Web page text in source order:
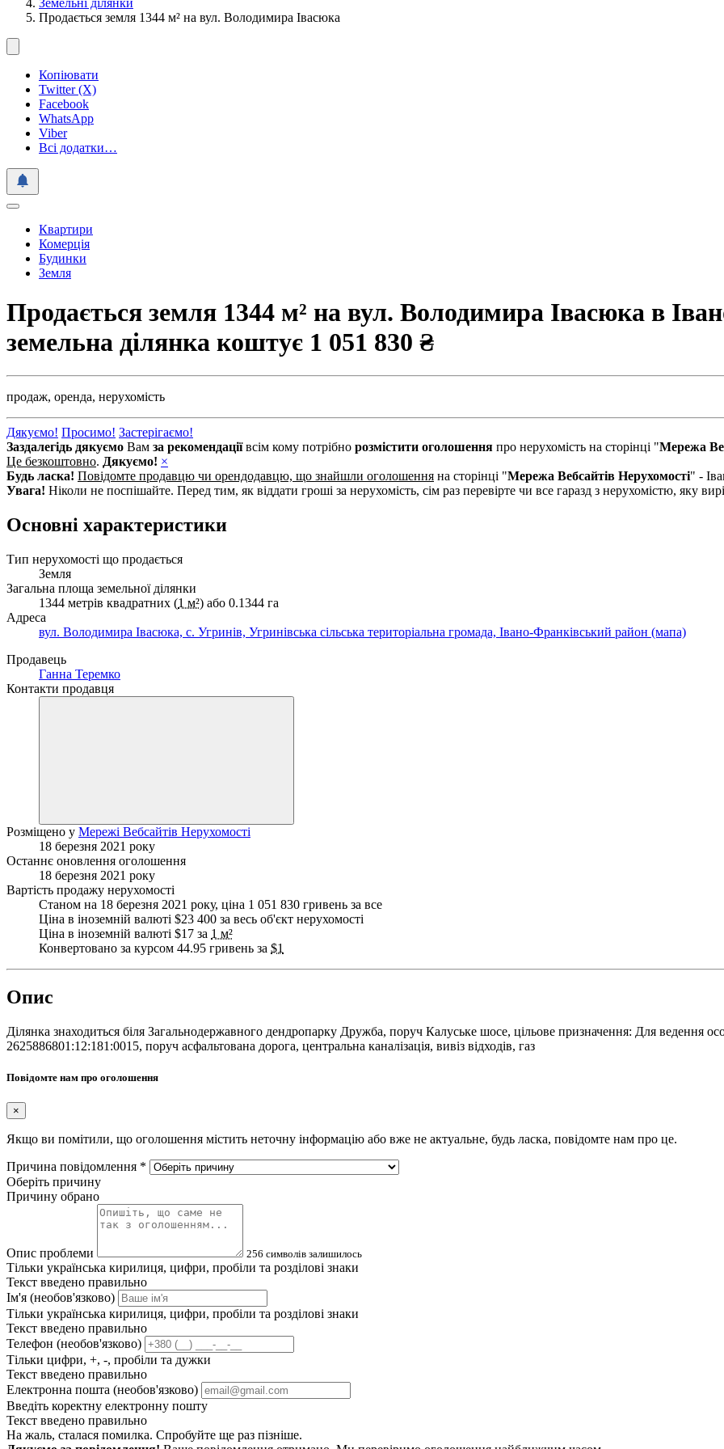
Земельні ділянки
Продається земля 1344 м² на вул. Володимира Івасюка
Копіювати
Twitter (X)
Facebook
WhatsApp
Viber
Всі додатки…
Квартири
Комерція
Будинки
Земля
Продається земля 1344 м² на вул. Володимира Івасюка в
земельна ділянка коштує 1 051 830 ₴
продаж, оренда, нерухомість
Дякуємо! Просимо! Застерігаємо!
Заздалегідь дякуємо Вам за рекомендаціївсім кому потрібно розмістити оголошення про нерухомість на сторінці "Мережа
Це безкоштовно. Дякуємо! ×
Будь ласка! Повідомте продавцю чи орендодавцю, що знайшли оголошення на сторінці "Мережа Вебсайтів Нерухомості" -
Увага! Ніколи не поспішайте. Перед тим, як віддати гроші за нерухомість, сім раз перевірте чи все гаразд з нерухомістю, яку
Основні характеристики
Тип нерухомості що продається
Земля
Загальна площа земельної ділянки
1344 метрів квадратних (1 м²) або 0.1344 га
Адреса
вул. Володимира Івасюка, с. Угринів, Угринівська сільська територіальна громада, Івано-Франківський район (мапа)
Продавець
Ганна Теремко
Контакти продавця
Розміщено у Мережі Вебсайтів Нерухомості
18 березня 2021 року
Останнє оновлення оголошення
18 березня 2021 року
Вартість продажу нерухомості
Станом на 18 березня 2021 року, ціна 1 051 830 гривень за все
Ціна в іноземній валюті $23 400 за весь об'єкт нерухомості
Ціна в іноземній валюті $17 за 1 м²
Конвертовано за курсом 44.95 гривень за $1
Опис
Ділянка знаходиться біля Загальнодержавного дендропарку Дружба, поруч Калуське шосе, цільове призначення: Для ведення
2625886801:12:181:0015, поруч асфальтована дорога, центральна каналізація, вивіз відходів, газ
Повідомте нам про оголошення
×
Якщо ви помітили, що оголошення містить неточну інформацію або вже не актуальне, будь ласка, повідомте нам про це.
Причина повідомлення *
Оберіть причину
Причину обрано
Опис проблеми 256 символів залишилось
Тільки українська кирилиця, цифри, пробіли та розділові знаки
Текст введено правильно
Ім'я (необов'язково)
Тільки українська кирилиця, цифри, пробіли та розділові знаки
Текст введено правильно
Телефон (необов'язково)
Тільки цифри, +, -, пробіли та дужки
Текст введено правильно
Електронна пошта (необов'язково)
Введіть коректну електронну пошту
Текст введено правильно
На жаль, сталася помилка. Спробуйте ще раз пізніше.